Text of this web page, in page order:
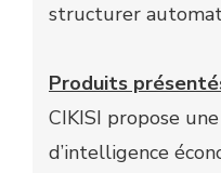
structurer
Produits
CIKISI propose
d’intelligence